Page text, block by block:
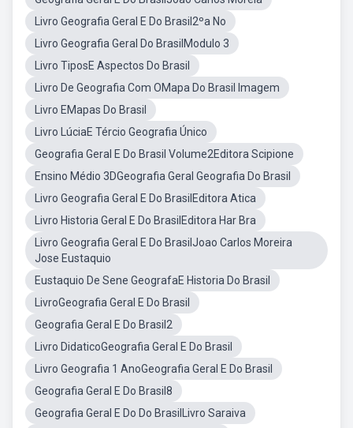
Livro Geografia Geral E Do Brasil2ºa No
Livro Geografia Geral Do BrasilModulo 3
Livro TiposE Aspectos Do Brasil
Livro De Geografia Com OMapa Do Brasil Imagem
Livro EMapas Do Brasil
Livro LúciaE Tércio Geografia Único
Geografia Geral E Do Brasil Volume2Editora Scipione
Ensino Médio 3DGeografia Geral Geografia Do Brasil
Livro Geografia Geral E Do BrasilEditora Atica
Livro Historia Geral E Do BrasilEditora Har Bra
Livro Geografia Geral E Do BrasilJoao Carlos Moreira
Jose Eustaquio
Eustaquio De Sene GeografaE Historia Do Brasil
LivroGeografia Geral E Do Brasil
Geografia Geral E Do Brasil2
Livro DidaticoGeografia Geral E Do Brasil
Livro Geografia 1 AnoGeografia Geral E Do Brasil
Geografia Geral E Do Brasil8
Geografia Geral E Do Do BrasilLivro Saraiva